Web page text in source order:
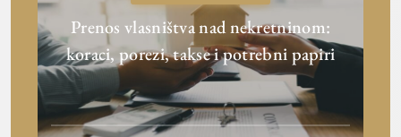
Prenos vlasništva nad nekretninom:
koraci, porezi, takse i potrebni papiri